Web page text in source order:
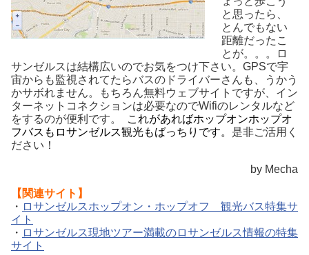
と思ったら、
とんでもない
距離だったこ
とが。。。ロ
サンゼルスは結構広いのでお気をつけ下さい。GPSで宇
宙からも監視されてたらバスのドライバーさんも、うかう
かサボれません。もちろん無料ウェブサイトですが、イン
ターネットコネクションは必要なのでWifiのレンタルなど
をするのが便利です。
これがあればホップオンホップオ
フバスもロサンゼルス観光もばっちりです。 是非ご活用く
ださい！
by Mecha
【関連サイト】
・ ロサンゼルスホップオン・ホップオフ 観光バス特集サ
イト
・ ロサンゼルス現地ツアー満載のロサンゼルス情報の特集
サイト